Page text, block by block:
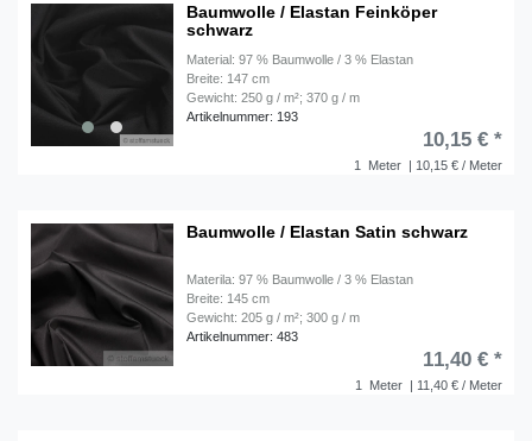
Baumwolle / Elastan Feinköper
schwarz
Material: 97 % Baumwolle / 3 % Elastan
Breite: 147 cm
Gewicht: 250 g / m²; 370 g / m
Artikelnummer: 193
1 Meter | 10,15 € / Meter
10,15 € *
Baumwolle / Elastan Satin schwarz
Materila: 97 % Baumwolle / 3 % Elastan
Breite: 145 cm
Gewicht: 205 g / m²; 300 g / m
Artikelnummer: 483
1 Meter | 11,40 € / Meter
11,40 € *